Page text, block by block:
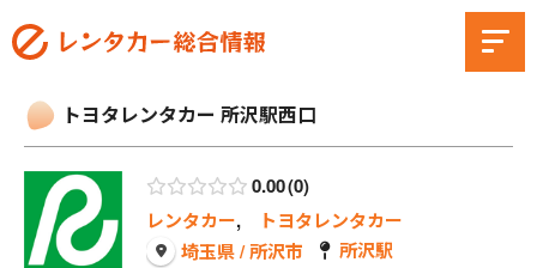
トヨタレンタカー 所沢駅西口
0.00 0
レンタカー,
トヨタレンタカー
埼玉県 / 所沢市
所沢駅